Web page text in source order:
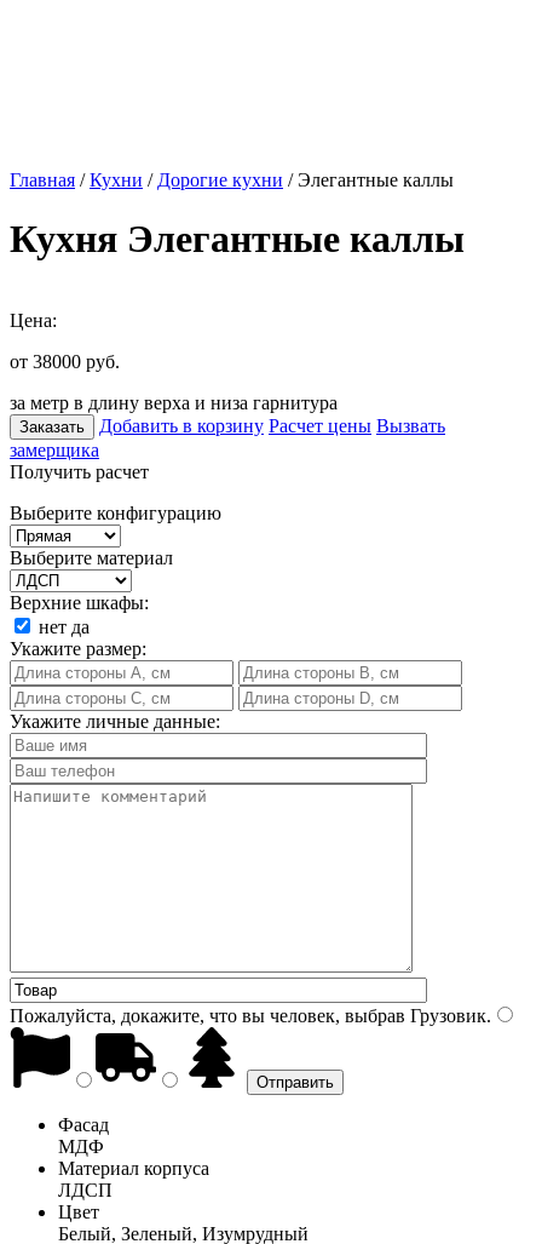
Главная /Кухни / Дорогие кухни / Элегантные каллы
Кухня Элегантные каллы
Цена:
от 38000 руб.
за метр в длину верха и низа гарнитура
Заказать Добавить в корзину Расчет цены Вызвать
замерщика
Получить расчет
Выберите конфигурацию
Выберите материал
Верхние шкафы:
нет да
Укажите размер:
Укажите личные данные:
Пожалуйста, докажите, что вы человек, выбрав Грузовик.
Фасад
МДФ
Материал корпуса
ЛДСП
Цвет
Белый, Зеленый, Изумрудный